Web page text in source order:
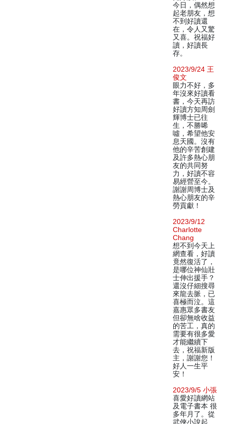
今日，偶然想
起老朋友，想
不到好讀還
在，令人又驚
又喜。祝福好
讀，好讀長
存。
2023/9/24 王
俊文
眼力不好，多
年沒來好讀看
書，今天再訪
好讀方知周劍
輝博士已往
生，不勝唏
噓，希望他安
息天國。沒有
他的辛苦創建
及許多熱心朋
友的共同努
力，好讀不容
易經營至今。
謝謝周博士及
熱心朋友的辛
勞貢獻！
2023/9/12
Charlotte
Chang
想不到今天上
網查看，好讀
竟然復活了，
是哪位神仙壯
士伸出援手？
還沒仔細搜尋
來龍去脈，已
喜極而泣。這
嘉惠眾多書友
但卻無啥收益
的苦工，真的
需要有很多愛
才能繼續下
去，祝福新版
主，謝謝您！
好人一生平
安！
2023/9/5 小張
喜愛好讀網站
及電子書本 很
多年月了。從
武俠小說起